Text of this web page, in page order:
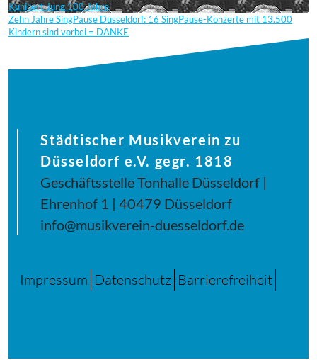
Kunibert Jung 100 Jahre
Zehn Jahre SingPause Düsseldorf: 16 SingPause-Konzerte mit 13.500
Kindern sind vorbei = DANKE
Städtischer Musikverein zu
Düsseldorf e.V. gegr. 1818
Geschäftsstelle Tonhalle Düsseldorf |
Ehrenhof 1 | 40479 Düsseldorf
info@musikverein-duesseldorf.de
Impressum Datenschutz Barrierefreiheit